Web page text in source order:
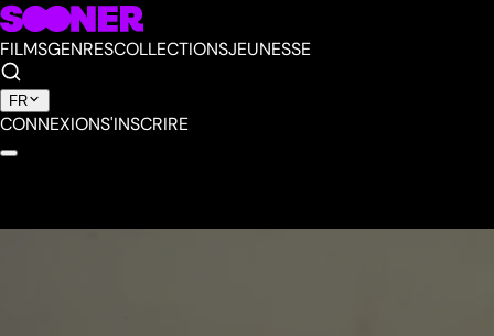
FILMSGENRESCOLLECTIONSJEUNESSE
FR
CONNEXIONS'INSCRIRE